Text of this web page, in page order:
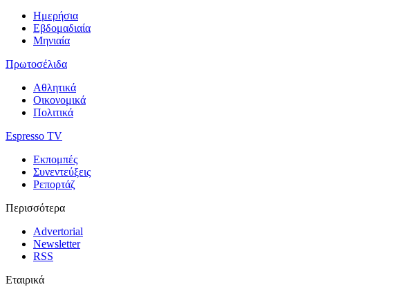
Ημερήσια
Εβδομαδιαία
Μηνιαία
Πρωτοσέλιδα
Αθλητικά
Οικονομικά
Πολιτικά
Espresso TV
Εκπομπές
Συνεντεύξεις
Ρεπορτάζ
Περισσότερα
Advertorial
Newsletter
RSS
Εταιρικά